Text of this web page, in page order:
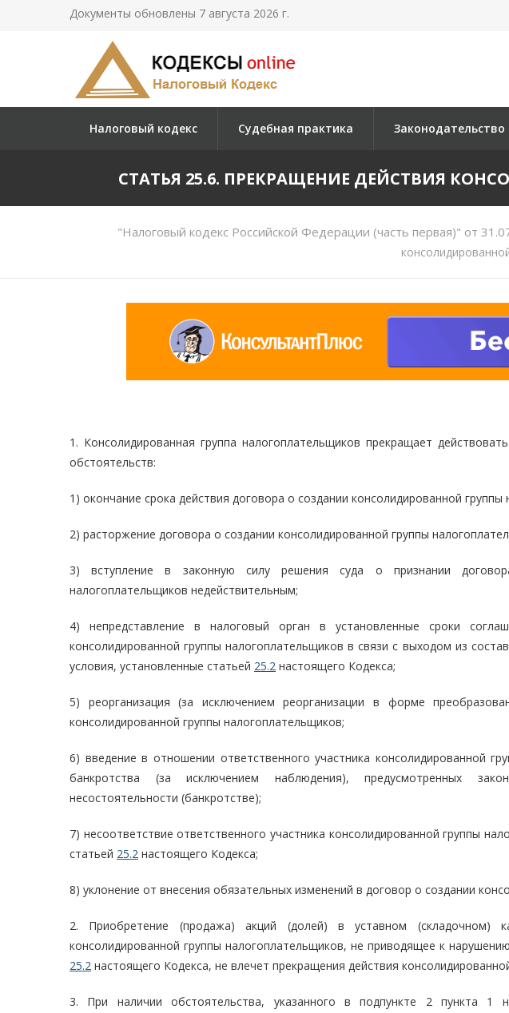
Документы обновлены 7 августа 2026 г.
Налоговый кодекс Судебная практика Законодательство
СТАТЬЯ 25.6. ПРЕКРАЩЕНИЕ ДЕЙСТВИЯ
"Налоговый кодекс Российской Федерации (часть первая)" от
1. Консолидированная группа налогоплательщиков прекращает
обстоятельств:
1) окончание срока действия договора о создании консолидированной
2) расторжение договора о создании консолидированной группы
3) вступление в законную силу решения суда о признании
налогоплательщиков недействительным;
4) непредставление в налоговый орган в установленные сроки
консолидированной группы налогоплательщиков в связи с выходом из
условия, установленные статьей 25.2 настоящего Кодекса;
5) реорганизация (за исключением реорганизации в форме
консолидированной группы налогоплательщиков;
6) введение в отношении ответственного участника консолидированной
банкротства (за исключением наблюдения), предусмотренных
несостоятельности (банкротстве);
7) несоответствие ответственного участника консолидированной группы
статьей 25.2 настоящего Кодекса;
8) уклонение от внесения обязательных изменений в договор о создании
2. Приобретение (продажа) акций (долей) в уставном (складочном)
консолидированной группы налогоплательщиков, не приводящее к
25.2 настоящего Кодекса, не влечет прекращения действия
3. При наличии обстоятельства, указанного в подпункте 2 пункта 1